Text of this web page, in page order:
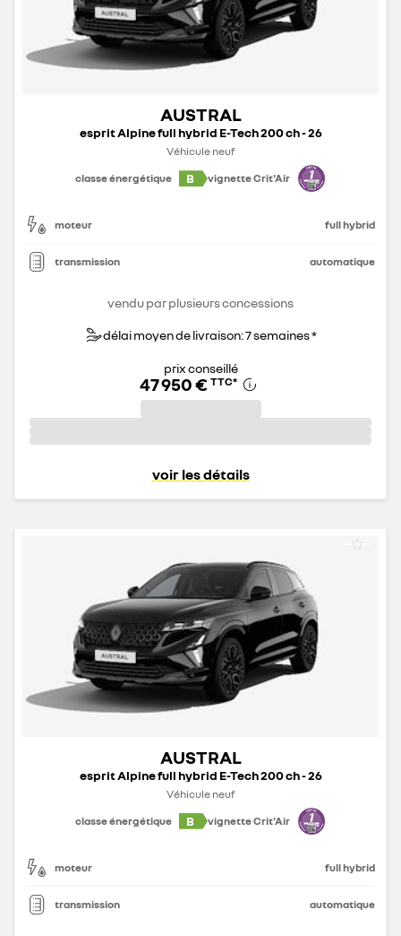
AUSTRAL
esprit Alpine full hybrid E-Tech 200 ch - 26
Véhicule neuf
classe énergétique
B vignette Crit'Air
moteur full hybrid
transmission automatique
vendu par plusieurs concessions
délai moyen de livraison: 7 semaines *
prix conseillé
47 950 € TTC*
voir les détails
AUSTRAL
esprit Alpine full hybrid E-Tech 200 ch - 26
Véhicule neuf
classe énergétique
B vignette Crit'Air
moteur full hybrid
transmission automatique